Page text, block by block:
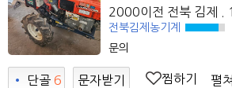
2000이전 전북 김제
전북김제농기계
문의
• 단골 6 문자받기 찜하기 펼